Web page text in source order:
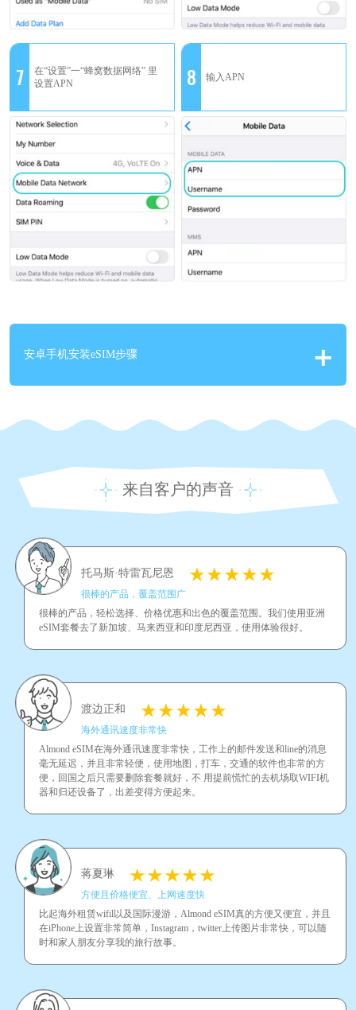
7
在“设置”一“蜂窝数据网络” 里
设置APN
8 输入APN
安卓手机安装eSIM步骤
来自客户的声音
托马斯·特雷瓦尼恩
很棒的产品，覆盖范围广
很棒的产品，轻松选择、价格优惠和出色的覆盖范围。我们使用亚洲
eSIM套餐去了新加坡、马来西亚和印度尼西亚，使用体验很好。
渡边正和
海外通讯速度非常快
Almond eSIM在海外通讯速度非常快，工作上的邮件发送和line的消息
毫无延迟，并且非常轻便，使用地图，打车，交通的软件也非常的方
便，回国之后只需要删除套餐就好，不 用提前慌忙的去机场取WIFI机
器和归还设备了，出差变得方便起来。
蒋夏琳
方便且价格便宜、上网速度快
比起海外租赁wifil以及国际漫游，Almond eSIM真的方便又便宜，并且
在iPhone上设置非常简单，Instagram，twitter上传图片非常快，可以随
时和家人朋友分享我的旅行故事。